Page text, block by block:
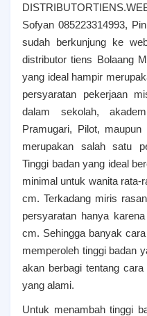
Sofyan 085223314993,
sudah berkunjung ke
distributor tiens Bolaang
yang ideal hampir
persyaratan pekerjaan
dalam sekolah,
Pramugari, Pilot, maupun
merupakan salah satu
Tinggi badan yang ideal
minimal untuk wanita rata-
cm. Terkadang miris
persyaratan hanya
cm. Sehingga banyak
memperoleh tinggi badan
akan berbagi tentang
yang alami.
Untuk menambah tinggi